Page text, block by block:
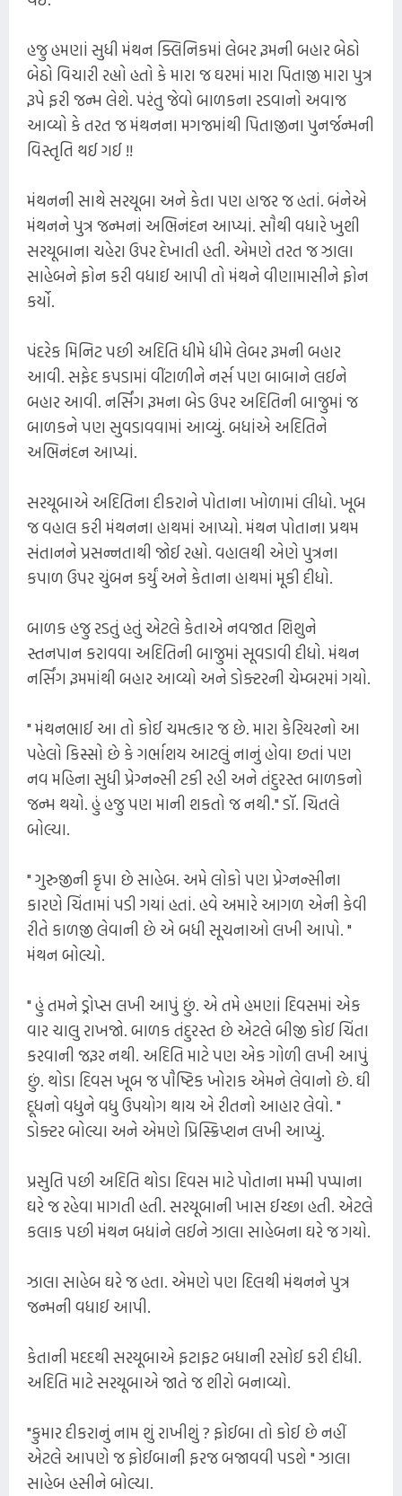
હજુ હમણાં સુધી મંથન ક્લિનિકમાં લેબર રૂમની બહાર બેઠો
બેઠો વિચારી રહ્યો હતો કે મારા જ ઘરમાં મારા પિતાજી મારા પુત્ર
રૂપે ફરી જન્મ લેશે. પરંતુ જેવો બાળકના રડવાનો અવાજ
આવ્યો કે તરત જ મંથનના મગજમાંથી પિતાજીના પુનર્જન્મની
વિસ્તૃતિ થઈ ગઈ !!
મંથનની સાથે સરયૂબા અને કેતા પણ હાજર જ હતાં. બંનેએ
મંથનને પુત્ર જન્મનાં અભિનંદન આપ્યાં. સૌથી વધારે ખુશી
સરયૂબાના ચહેરા ઉપર દેખાતી હતી. એમણે તરત જ ઝાલા
સાહેબને ફોન કરી વધાઈ આપી તો મંથને વીણામાસીને ફોન
કર્યો.
પંદરેક મિનિટ પછી અદિતિ ધીમે ધીમે લેબર રૂમની બહાર
આવી. સફેદ કપડામાં વીંટાળીને નર્સ પણ બાબાને લઈને
બહાર આવી. નર્સિંગ રૂમના બેડ ઉપર અદિતિની બાજુમાં જ
બાળકને પણ સુવડાવવામાં આવ્યું. બધાંએ અદિતિને
અભિનંદન આપ્યાં.
સરયૂબાએ અદિતિના દીકરાને પોતાના ખોળામાં લીધો. ખૂબ
જ વહાલ કરી મંથનના હાથમાં આપ્યો. મંથન પોતાના પ્રથમ
સંતાનને પ્રસન્નતાથી જોઈ રહ્યો. વહાલથી એણે પુત્રના
કપાળ ઉપર ચુંબન કર્યું અને કેતાના હાથમાં મૂકી દીધો.
બાળક હજુ રડતું હતું એટલે કેતાએ નવજાત શિશુને
સ્તનપાન કરાવવા અદિતિની બાજુમાં સૂવડાવી દીધો. મંથન
નર્સિંગ રૂમમાંથી બહાર આવ્યો અને ડોક્ટરની ચેમ્બરમાં ગયો.
" મંથનભાઈ આ તો કોઈ ચમત્કાર જ છે. મારા કેરિયરનો આ
પહેલો કિસ્સો છે કે ગર્ભાશય આટલું નાનું હોવા છતાં પણ
નવ મહિના સુધી પ્રેગ્નન્સી ટકી રહી અને તંદુરસ્ત બાળકનો
જન્મ થયો. હું હજુ પણ માની શકતો જ નથી." ડૉ. ચિતલે
બોલ્યા.
" ગુરુજીની કૃપા છે સાહેબ. અમે લોકો પણ પ્રેગ્નન્સીના
કારણે ચિંતામાં પડી ગયાં હતાં. હવે અમારે આગળ એની કેવી
રીતે કાળજી લેવાની છે એ બધી સૂચનાઓ લખી આપો. "
મંથન બોલ્યો.
" હું તમને ડ્રોપ્સ લખી આપું છું. એ તમે હમણાં દિવસમાં એક
વાર ચાલુ રાખજો. બાળક તંદુરસ્ત છે એટલે બીજી કોઈ ચિંતા
કરવાની જરૂર નથી. અદિતિ માટે પણ એક ગોળી લખી આપું
છું. થોડા દિવસ ખૂબ જ પૌષ્ટિક ખોરાક એમને લેવાનો છે. ઘી
દૂધનો વધુને વધુ ઉપયોગ થાય એ રીતનો આહાર લેવો. "
ડોક્ટર બોલ્યા અને એમણે પ્રિસ્ક્રિપ્શન લખી આપ્યું.
પ્રસુતિ પછી અદિતિ થોડા દિવસ માટે પોતાના મમ્મી પપ્પાના
ઘરે જ રહેવા માગતી હતી. સરયૂબાની ખાસ ઈચ્છા હતી. એટલે
કલાક પછી મંથન બધાંને લઈને ઝાલા સાહેબના ઘરે જ ગયો.
ઝાલા સાહેબ ઘરે જ હતા. એમણે પણ દિલથી મંથનને પુત્ર
જન્મની વધાઈ આપી.
કેતાની મદદથી સરયૂબાએ ફટાફટ બધાની રસોઈ કરી દીધી.
અદિતિ માટે સરયૂબાએ જાતે જ શીરો બનાવ્યો.
"કુમાર દીકરાનું નામ શું રાખીશું ? ફોઈબા તો કોઈ છે નહીં
એટલે આપણે જ ફોઈબાની ફરજ બજાવવી પડશે " ઝાલા
સાહેબ હસીને બોલ્યા.